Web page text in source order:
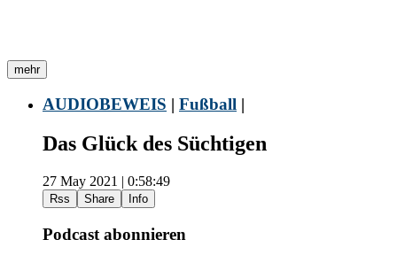
mehr
AUDIOBEWEIS | Fußball |
Das Glück des Süchtigen
27 May 2021 | 0:58:49
Rss Share Info
Podcast abonnieren